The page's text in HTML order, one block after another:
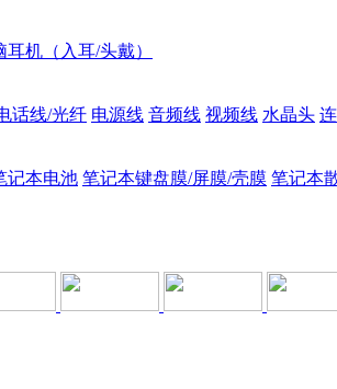
耳机（入耳/头戴）
话线/光纤 电源线 音频线 视频线 水晶头
记本电池 笔记本键盘膜/屏膜/壳膜 笔记本